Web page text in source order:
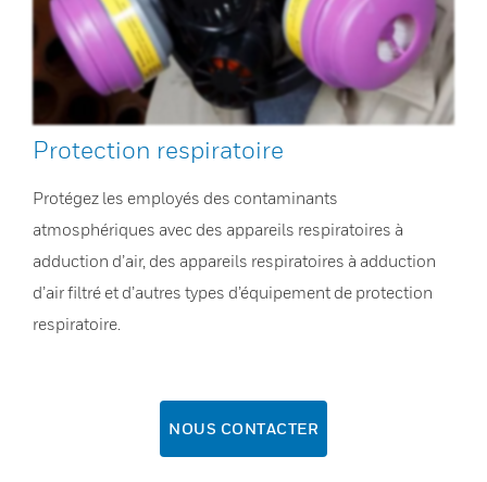
Protection respiratoire
Protégez les employés des contaminants
atmosphériques avec des appareils respiratoires à
adduction d’air, des appareils respiratoires à adduction
d’air filtré et d’autres types d’équipement de protection
respiratoire.
NOUS CONTACTER